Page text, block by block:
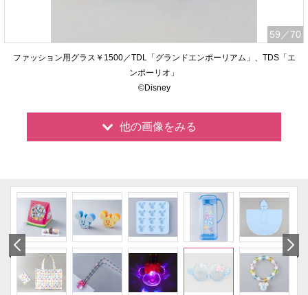
59 ／70
ファッション用グラス￥1500／TDL「グランドエンポーリアム」、TDS「エ
ンポーリオ」
©Disney
他の画像をみる